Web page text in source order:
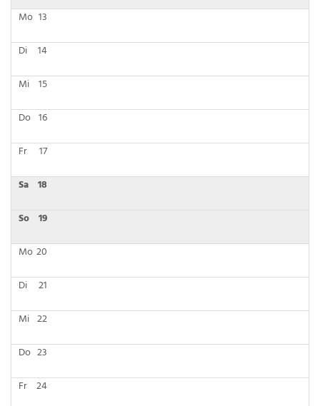
Mo 13
Di 14
Mi 15
Do 16
Fr 17
Sa 18
So 19
Mo 20
Di 21
Mi 22
Do 23
Fr 24